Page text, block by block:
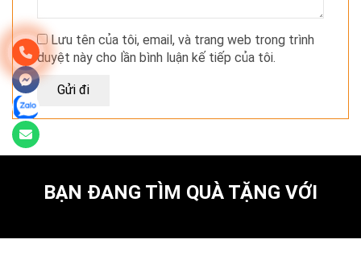
Lưu tên của tôi, email, và trang web trong trình
duyệt này cho lần bình luận kế tiếp của tôi.
BẠN ĐANG TÌM QUÀ TẶNG VỚI